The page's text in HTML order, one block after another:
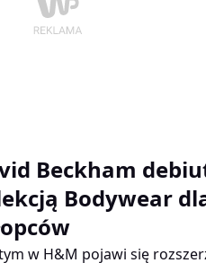
Beckham
Bodywear
w H&M pojawi się